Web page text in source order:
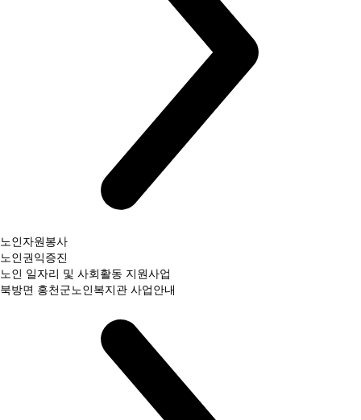
노인자원봉사
노인권익증진
노인 일자리 및 사회활동 지원사업
북방면 홍천군노인복지관 사업안내